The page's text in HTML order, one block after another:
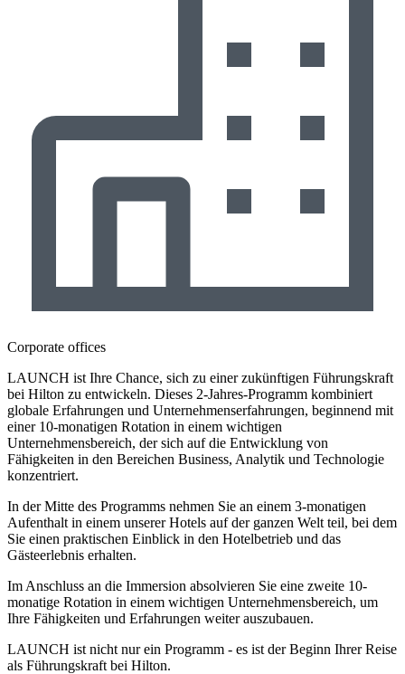
Corporate offices
LAUNCH ist Ihre Chance, sich zu einer zukünftigen Führungskraft
bei Hilton zu entwickeln. Dieses 2-Jahres-Programm kombiniert
globale Erfahrungen und Unternehmenserfahrungen, beginnend mit
einer 10-monatigen Rotation in einem wichtigen
Unternehmensbereich, der sich auf die Entwicklung von
Fähigkeiten in den Bereichen Business, Analytik und Technologie
konzentriert.
In der Mitte des Programms nehmen Sie an einem 3-monatigen
Aufenthalt in einem unserer Hotels auf der ganzen Welt teil, bei dem
Sie einen praktischen Einblick in den Hotelbetrieb und das
Gästeerlebnis erhalten.
Im Anschluss an die Immersion absolvieren Sie eine zweite 10-
monatige Rotation in einem wichtigen Unternehmensbereich, um
Ihre Fähigkeiten und Erfahrungen weiter auszubauen.
LAUNCH ist nicht nur ein Programm - es ist der Beginn Ihrer Reise
als Führungskraft bei Hilton.